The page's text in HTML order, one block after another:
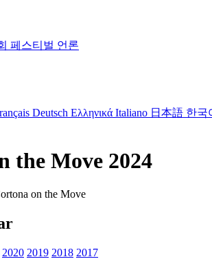
페스티벌 언론
Deutsch Ελληνικά Italiano 日本語 한국
the Move 2024
on the Move
2020 2019 2018 2017